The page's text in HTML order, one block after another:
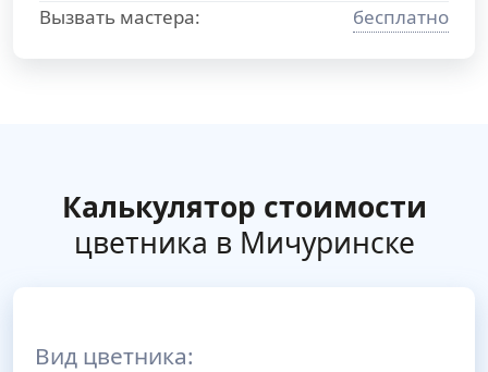
Вызвать мастера:
бесплатно
Калькулятор стоимости
цветника в Мичуринске
Вид цветника: